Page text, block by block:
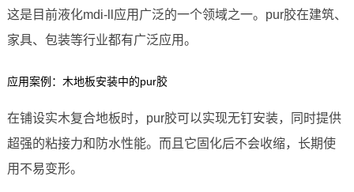
这是目前液化mdi-ll应用广泛的一个领域之一。pur胶在建筑、
家具、包装等行业都有广泛应用。
应用案例：木地板安装中的pur胶
在铺设实木复合地板时，pur胶可以实现无钉安装，同时提供
超强的粘接力和防水性能。而且它固化后不会收缩，长期使
用不易变形。